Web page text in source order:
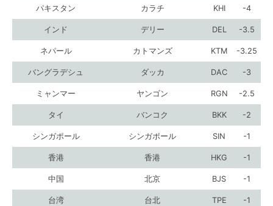
パキスタン カラチ KHI -4
インド デリー DEL -3.5
ネパール カトマンズ KTM -3.25
バングラデシュ ダッカ DAC -3
ミャンマー ヤンゴン RGN -2.5
タイ バンコク BKK -2
シンガポール シンガポール SIN -1
香港 香港 HKG -1
中国 北京 BJS -1
台湾 台北 TPE -1